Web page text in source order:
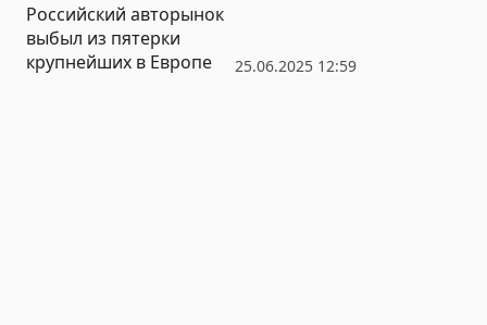
25.06.2025 12:59
Российский авторынок
выбыл из пятерки
крупнейших в Европе